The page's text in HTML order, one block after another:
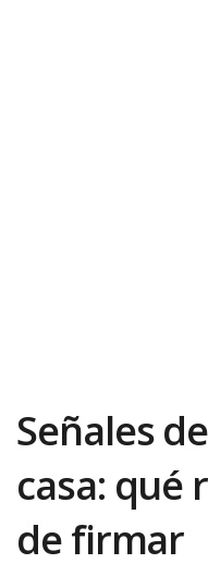
Señales
casa: qué
de firmar